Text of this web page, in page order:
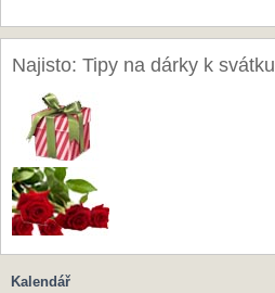
Najisto: Tipy na dárky k svátku
Kalendář